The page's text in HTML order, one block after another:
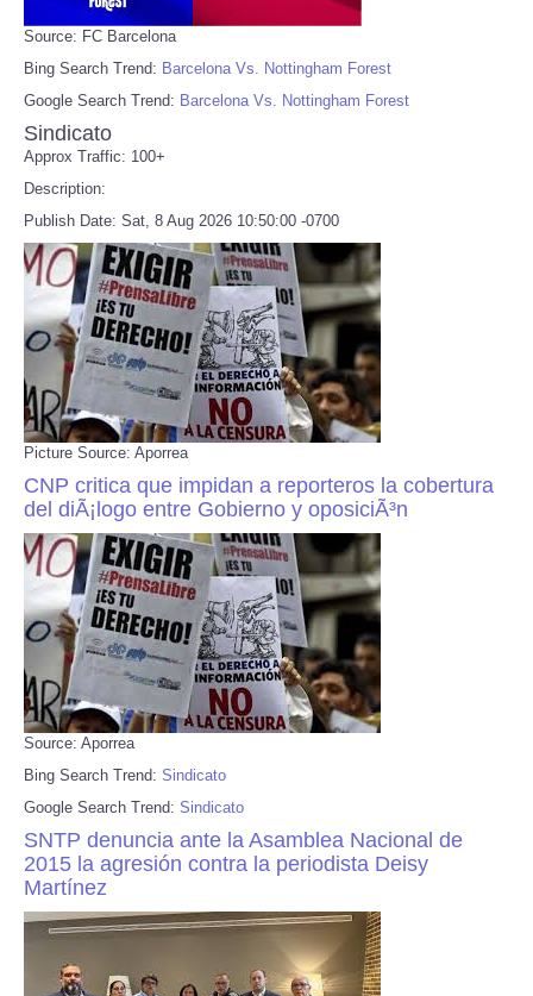
Source: FC Barcelona
Bing Search Trend: Barcelona Vs. Nottingham Forest
Google Search Trend: Barcelona Vs. Nottingham Forest
Sindicato
Approx Traffic: 100+
Description:
Publish Date: Sat, 8 Aug 2026 10:50:00 -0700
Picture Source: Aporrea
CNP critica que impidan a reporteros la cobertura
del diÃ¡logo entre Gobierno y oposiciÃ³n
Source: Aporrea
Bing Search Trend: Sindicato
Google Search Trend: Sindicato
SNTP denuncia ante la Asamblea Nacional de
2015 la agresión contra la periodista Deisy
Martínez